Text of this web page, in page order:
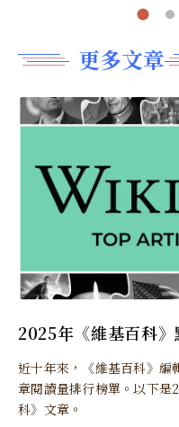
更多文章
2025年《維基百科
近十年來，《維基百科》編
章閱讀量排行榜單。以下是
科》文章。